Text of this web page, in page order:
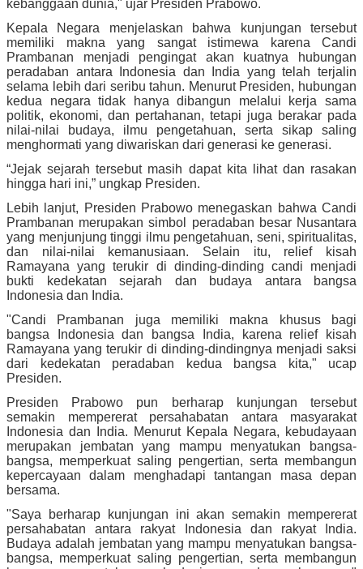
kebanggaan dunia," ujar Presiden Prabowo.
Kepala Negara menjelaskan bahwa kunjungan tersebut
memiliki makna yang sangat istimewa karena Candi
Prambanan menjadi pengingat akan kuatnya hubungan
peradaban antara Indonesia dan India yang telah terjalin
selama lebih dari seribu tahun. Menurut Presiden, hubungan
kedua negara tidak hanya dibangun melalui kerja sama
politik, ekonomi, dan pertahanan, tetapi juga berakar pada
nilai-nilai budaya, ilmu pengetahuan, serta sikap saling
menghormati yang diwariskan dari generasi ke generasi.
“Jejak sejarah tersebut masih dapat kita lihat dan rasakan
hingga hari ini,” ungkap Presiden.
Lebih lanjut, Presiden Prabowo menegaskan bahwa Candi
Prambanan merupakan simbol peradaban besar Nusantara
yang menjunjung tinggi ilmu pengetahuan, seni, spiritualitas,
dan nilai-nilai kemanusiaan. Selain itu, relief kisah
Ramayana yang terukir di dinding-dinding candi menjadi
bukti kedekatan sejarah dan budaya antara bangsa
Indonesia dan India.
"Candi Prambanan juga memiliki makna khusus bagi
bangsa Indonesia dan bangsa India, karena relief kisah
Ramayana yang terukir di dinding-dindingnya menjadi saksi
dari kedekatan peradaban kedua bangsa kita," ucap
Presiden.
Presiden Prabowo pun berharap kunjungan tersebut
semakin mempererat persahabatan antara masyarakat
Indonesia dan India. Menurut Kepala Negara, kebudayaan
merupakan jembatan yang mampu menyatukan bangsa-
bangsa, memperkuat saling pengertian, serta membangun
kepercayaan dalam menghadapi tantangan masa depan
bersama.
"Saya berharap kunjungan ini akan semakin mempererat
persahabatan antara rakyat Indonesia dan rakyat India.
Budaya adalah jembatan yang mampu menyatukan bangsa-
bangsa, memperkuat saling pengertian, serta membangun